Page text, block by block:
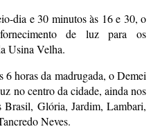
dia e 30 minutos às 16 e 30, o
de luz para os
Usina Velha.
6 horas da madrugada, o Demei
no centro da cidade, ainda nos
Glória, Jardim, Lambari,
Neves.